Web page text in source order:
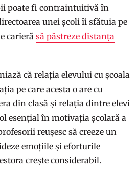
poate fi contraintuitivă în
unei școli îi sfătuia pe
carierăsă păstreze distanța
că relația elevului cu școala
pe care acesta o are cu
din clasă și relația dintre elevi
esențial în motivația școlară a
reușesc să creeze un
emoțiile și eforturile
crește considerabil.